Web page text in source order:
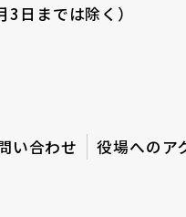
日までは除く）
い合わせ 役場へのア